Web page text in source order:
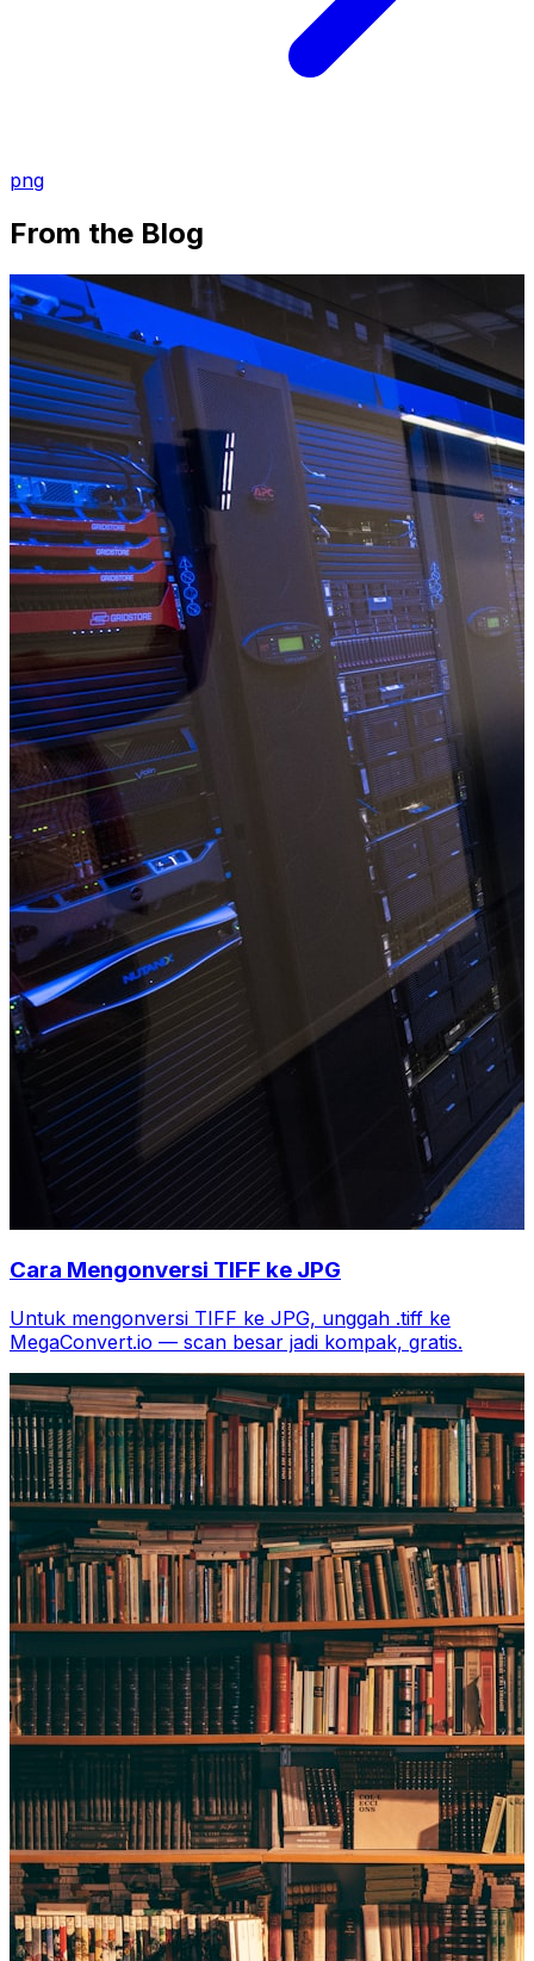
png
From the Blog
Cara Mengonversi TIFF ke JPG
Untuk mengonversi TIFF ke JPG, unggah .tiff ke
MegaConvert.io — scan besar jadi kompak, gratis.